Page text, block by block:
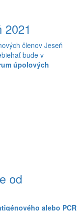
členov Jeseň
bude v
úpolových
od
alebo PCR